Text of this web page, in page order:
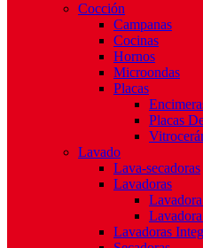
Cocción
Campanas
Cocinas
Hornos
Microondas
Placas
Placas
Lavado
Lava-secadoras
Lavadoras
Lavadoras